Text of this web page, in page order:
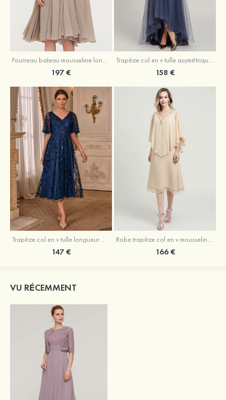
Fourreau bateau mousseline longueur genou robe de mère de la mariée avec appliqué plissé veste
197 €
Trapèze col en v tulle asymétrique robe de mère de la mariée
158 €
Trapèze col en v tulle longueur mollet robe de mère de la mariée avec appliqué paillettes ceinture
147 €
Robe trapèze col en v mousseline longueur mollet robe de mère de la mariée avec perle
166 €
VU RÉCEMMENT